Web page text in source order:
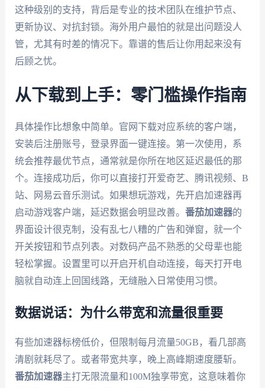
这种级别的支持，背后是专业的技术团队在维护节点、
更新协议、对抗封锁。海外用户最怕的就是出问题没人
管，尤其有时差的情况下。靠谱的售后让你用起来没有
后顾之忧。
从下载到上手：零门槛操作指南
具体操作比想象中简单。官网下载对应系统的客户端，
安装后注册账号，登录界面一键连接。第一次使用，系
统会推荐最优节点，通常就是你所在地区延迟最低的那
个。连接成功后，你可以直接打开爱奇艺、腾讯视频、B
站、网易云音乐测试。如果想玩游戏，先开启加速器再
启动游戏客户端，延迟数据会明显改善。 番茄加速器的
界面设计很克制，没有乱七八糟的广告和弹窗，就一个
开关按钮和节点列表。对数码产品不熟悉的父母辈也能
轻松掌握。设置里可以开启开机自动连接，每天打开电
脑就自动连上回国线路，无缝融入日常使用习惯。
数据说话：为什么带宽和流量很重要
有些加速器标榜低价，但限制每月流量50GB，看几部高
清剧就耗尽了。或者带宽共享，晚上高峰期速度腰斩。
番茄加速器主打无限流量和100M独享带宽，这意味着你